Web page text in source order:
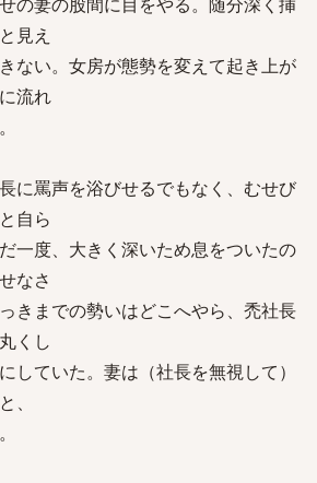
見え
ない。女房が態勢を変えて起き上が
流れ
に罵声を浴びせるでもなく、むせび
自ら
一度、大きく深いため息をついたの
なさ
きまでの勢いはどこへやら、禿社長
くし
していた。妻は（社長を無視して）
、